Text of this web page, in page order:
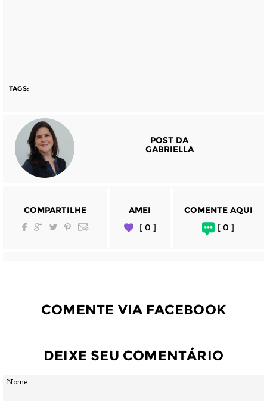
TAGS:
POST DA
GABRIELLA
COMPARTILHE
AMEI
[ 0 ]
COMENTE AQUI
[ 0 ]
COMENTE VIA FACEBOOK
DEIXE SEU COMENTÁRIO